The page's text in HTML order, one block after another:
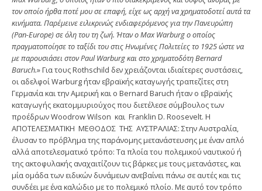
τον οποίο ήρθα ποτέ μου σε επαφή, είχε ως αρχή να χρηματοδοτεί αυτά τα
κινήματα. Παρέμεινε ειλικρινώς ενδιαφερόμενος για την Πανευρώπη
(Pan-Europe) σε όλη του τη ζωή. Ήταν ο Max Warburg o οποίος
πραγματοποίησε το ταξίδι του στις Ηνωμένες Πολιτείες το 1925 ώστε να
με παρουσιάσει στον Paul Warburg και στο χρηματοδότη Bernard
Baruch.» Για τους Rothschild δεν χρειάζονται ιδιαίτερες συστάσεις,
οι αδελφοί Warburg ήταν εβραϊκής καταγωγής τραπεζίτες στη
Γερμανία και την Αμερική και ο Bernard Baruch ήταν ο εβραϊκής
καταγωγής εκατομμυριούχος που διετέλεσε σύμβουλος των
προέδρων Woodrow Wilson και Franklin D. Roosevelt. Η
ΑΠΟΤΕΛΕΣΜΑΤΙΚΗ ΜΕΘΟΔΟΣ ΤΗΣ ΑΥΣΤΡΑΛΙΑΣ: Στην Αυστραλία,
έλυσαν το πρόβλημα της παράνομης μετανάστευσης με έναν απλό
αλλά αποτελεσματικό τρόπο: Τα πλοία του πολεμικού ναυτικού ή
της ακτοφυλακής αναχαιτίζουν τις βάρκες με τους μετανάστες, και
μία ομάδα των ειδικών δυνάμεων ανεβαίνει πάνω σε αυτές και τις
συνδέει με ένα καλώδιο με το πολεμικό πλοίο. Με αυτό τον τρόπο